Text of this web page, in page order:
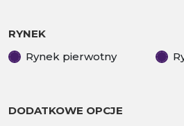
RYNEK
Rynek pierwotny
DODATKOWE OPCJE